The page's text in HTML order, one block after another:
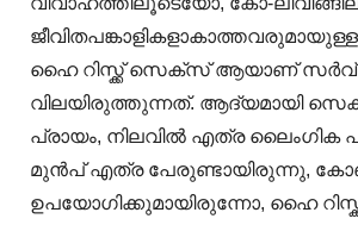
ഹൈ റിസ്ക്ക് സെക്‌സ് ആയാണ്
വിലയിരുത്തുന്നത്. ആദ്യമായി
പ്രായം, നിലവിൽ എത്ര ലൈംഗിക
മുൻപ് എത്ര പേരുണ്ടായിരുന്നു,
ഉപയോഗിക്കുമായിരുന്നോ, ഹൈ